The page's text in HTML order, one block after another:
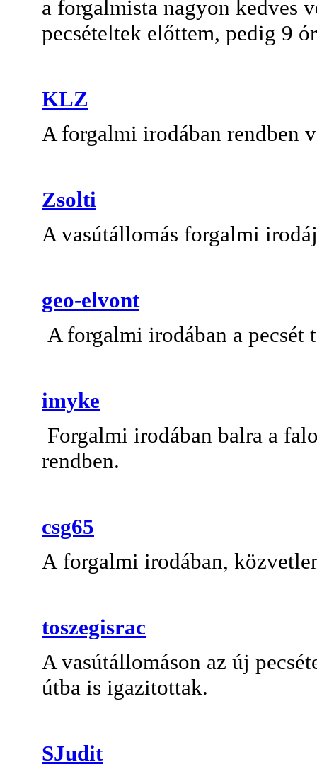
a forgalmista nagyon kedves
pecsételtek előttem, pedig 9
KLZ
A forgalmi irodában rendben
Zsolti
A vasútállomás forgalmi
geo-elvont
A forgalmi irodában a pecsét
imyke
Forgalmi irodában balra a
rendben.
csg65
A forgalmi irodában,
toszegisrac
A vasútállomáson az új
útba is igazitottak.
SJudit